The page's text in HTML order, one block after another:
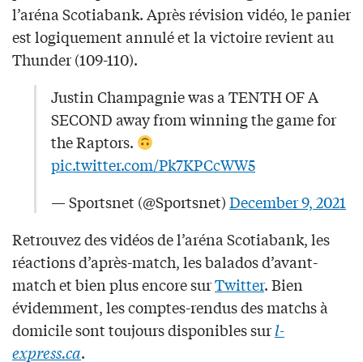
l’aréna Scotiabank. Après révision vidéo, le panier
est logiquement annulé et la victoire revient au
Thunder (109-110).
Justin Champagnie was a TENTH OF A
SECOND away from winning the game for
the Raptors.
pic.twitter.com/Pk7KPCcWW5
— Sportsnet (@Sportsnet)December 9, 2021
Retrouvez des vidéos de l’aréna Scotiabank, les
réactions d’après-match, les balados d’avant-
match et bien plus encore surTwitter. Bien
évidemment, les comptes-rendus des matchs à
domicile sont toujours disponibles surl-
express.ca.